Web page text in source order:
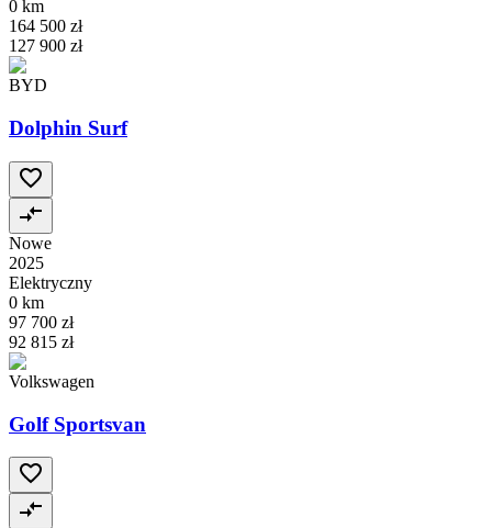
0 km
164 500 zł
127 900 zł
BYD
Dolphin Surf
Nowe
2025
Elektryczny
0 km
97 700 zł
92 815 zł
Volkswagen
Golf Sportsvan